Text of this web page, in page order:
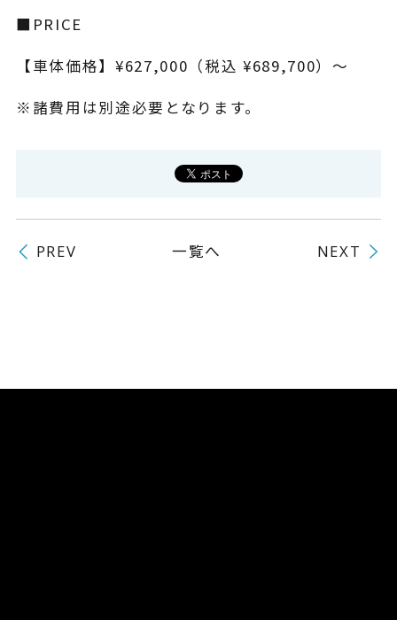
■PRICE
【車体価格】¥627,000（税込 ¥689,700）～
※諸費用は別途必要となります。
PREV 一覧へ NEXT